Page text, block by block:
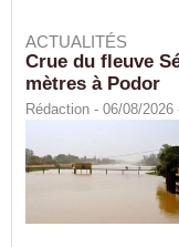
ACTUALITÉS
Crue du fleuve
mètres à Podor
Rédaction - 06/08/2026